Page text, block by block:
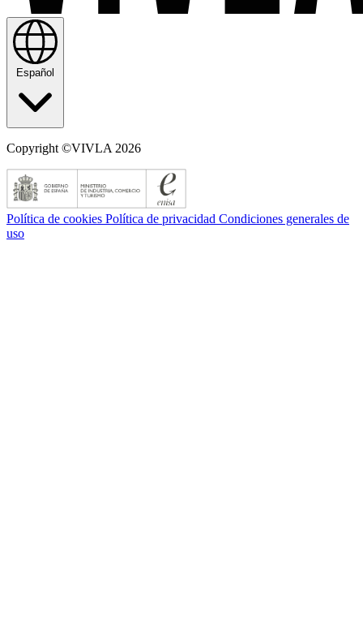
Español
Copyright ©VIVLA 2026
Política de cookies Política de privacidad Condiciones generales de
uso